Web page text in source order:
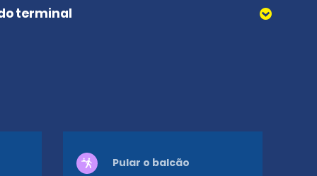
terminal
Pular o balcão